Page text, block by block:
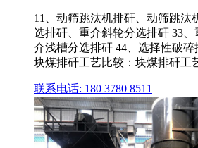
11、动筛跳汰机排矸、动筛跳汰
选排矸、重介斜轮分选排矸 33
介浅槽分选排矸 44、选择性破
块煤排矸工艺比较：块煤排矸工
联系电话: 180 3780 8511